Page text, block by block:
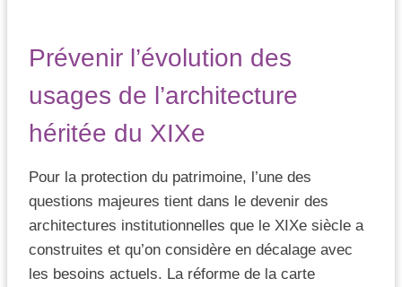
Prévenir l’évolution des
usages de l’architecture
héritée du XIXe
Pour la protection du patrimoine, l’une des
questions majeures tient dans le devenir des
architectures institutionnelles que le XIXe siècle a
construites et qu’on considère en décalage avec
les besoins actuels. La réforme de la carte